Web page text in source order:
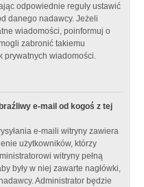
odpowiednie reguły ustawić
danego nadawcy. Jeżeli
wiadomości, poinformuj o
zabronić takiemu
prywatnych wiadomości.
e-mail od kogoś z tej
e-maili witryny zawiera
użytkowników, którzy
witryny pełną
były w niej zawarte nagłówki,
Administrator będzie